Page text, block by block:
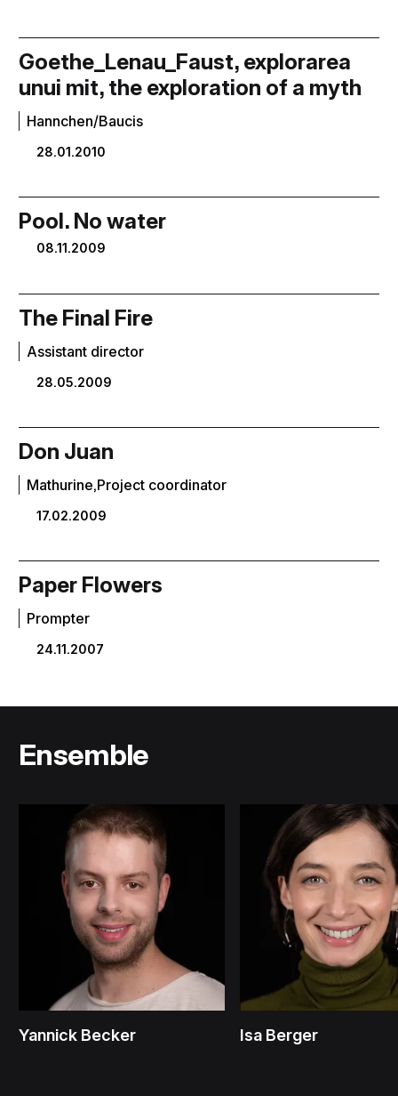
Goethe_Lenau_Faust, explorarea
unui mit, the exploration of a myth
Hannchen/Baucis
28.01.2010
Pool. No water
08.11.2009
The Final Fire
Assistant director
28.05.2009
Don Juan
Mathurine,Project coordinator
17.02.2009
Paper Flowers
Prompter
24.11.2007
Ensemble
Yannick Becker Isa Berger